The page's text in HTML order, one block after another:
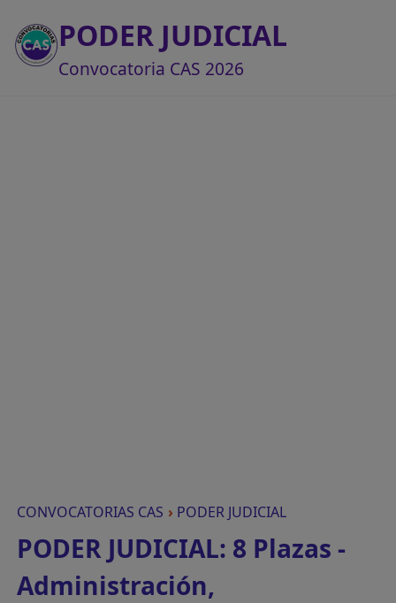
PODER JUDICIAL
Convocatoria CAS 2026
CONVOCATORIAS CAS › PODER JUDICIAL
PODER JUDICIAL: 8 Plazas -
Administración,